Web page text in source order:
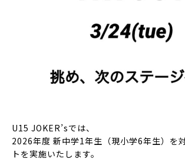
U15 JOKER’sでは、
2026年度 新中学1年生（現小学6年生）を
トを実施いたします。